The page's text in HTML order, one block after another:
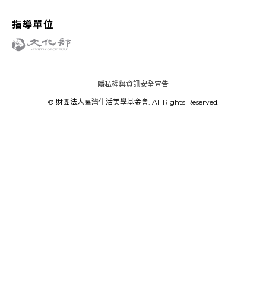
指導單位
隱私權與資訊安全宣告
© 財團法人臺灣生活美學基金會. All Rights Reserved.